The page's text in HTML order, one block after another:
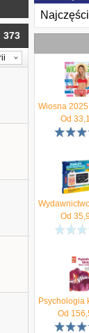
373
Od
Od
Od